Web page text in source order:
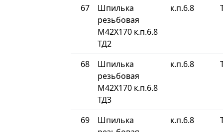
67
Шпилька
резьбовая
М42Х170 к.п.6.8
ТД2
к.п.6.8
68
Шпилька
резьбовая
М42Х170 к.п.6.8
ТД3
к.п.6.8
69
Шпилька
к.п.6.8